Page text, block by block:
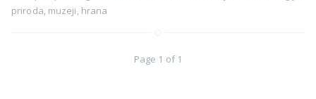
priroda muzeji hrana
Page 1 of 1